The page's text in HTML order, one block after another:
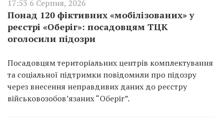
17:53 6 Серпня, 2026
Понад 120 фіктивних «мобілізованих» у
реєстрі «Оберіг»: посадовцям ТЦК
оголосили підозри
Посадовцям територіальних центрів комплектування
та соціальної підтримки повідомили про підозру
через внесення неправдивих даних до реєстру
військовозобов’язаних “Оберіг”.